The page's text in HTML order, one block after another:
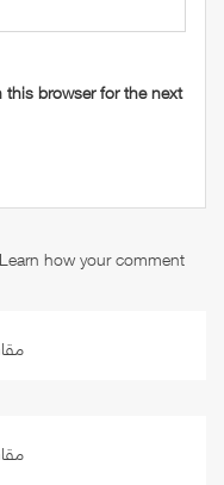
browser for the next
Learn how your comment